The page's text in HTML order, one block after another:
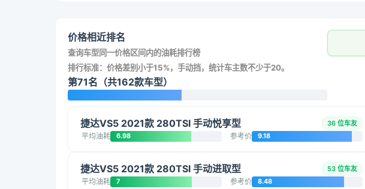
价格相近排名
查询车型同一价格区间内的油耗排行榜
排行标准：价格差别小于15%，手动挡，统计车主数不少于20。
第71名（共162款车型）
捷达VS5 2021款 280TSI 手动悦享型 36 位车友
平均油耗 6.98 参考价 9.18
捷达VS5 2021款 280TSI 手动进取型 53 位车友
平均油耗 7 参考价 8.48